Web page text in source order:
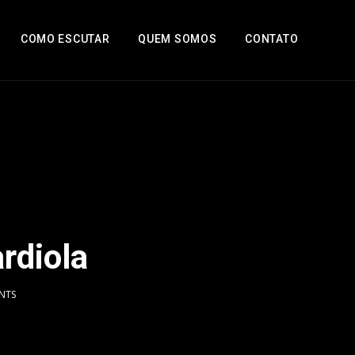
COMO ESCUTAR QUEM SOMOS CONTATO